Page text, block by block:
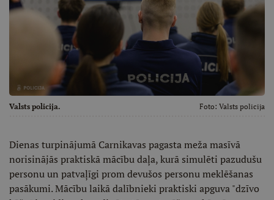
Valsts policija. Foto: Valsts policija
Dienas turpinājumā Carnikavas pagasta meža masīvā
norisinājās praktiskā mācību daļa, kurā simulēti pazudušu
personu un patvaļīgi prom devušos personu meklēšanas
pasākumi. Mācību laikā dalībnieki praktiski apguva "dzīvo